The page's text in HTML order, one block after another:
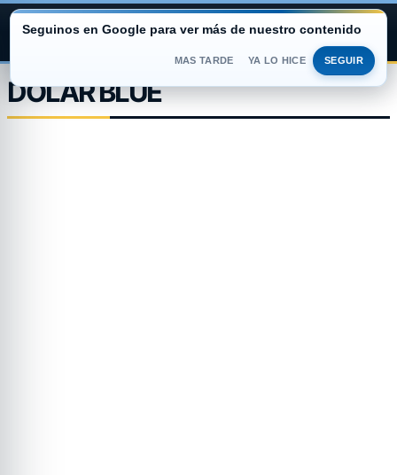
contenido
ARGENTINA PORTAL
DÓLAR BLUE
Seguinos en Google para ver más de nuestro contenido
MAS TARDE YA LO HICE SEGUIR